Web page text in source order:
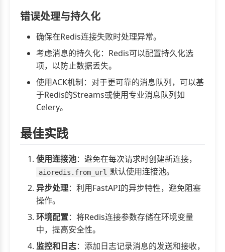
错误处理与持久化
确保在Redis连接失败时处理异常。
考虑消息的持久化：Redis可以配置持久化选
项，以防止数据丢失。
使用ACK机制：对于更可靠的消息队列，可以基
于Redis的Streams或使用专业消息队列如
Celery。
最佳实践
使用连接池：避免在每次请求时创建新连接，
aioredis.from_url 默认使用连接池。
异步处理：利用FastAPI的异步特性，避免阻塞
操作。
环境配置：将Redis连接参数存储在环境变量
中，提高安全性。
监控和日志：添加日志记录消息的发送和接收，